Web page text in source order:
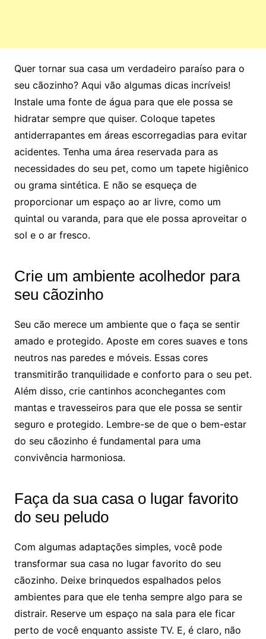
Quer tornar sua casa um verdadeiro paraíso para o
seu cãozinho? Aqui vão algumas dicas incríveis!
Instale uma fonte de água para que ele possa se
hidratar sempre que quiser. Coloque tapetes
antiderrapantes em áreas escorregadias para evitar
acidentes. Tenha uma área reservada para as
necessidades do seu pet, como um tapete higiênico
ou grama sintética. E não se esqueça de
proporcionar um espaço ao ar livre, como um
quintal ou varanda, para que ele possa aproveitar o
sol e o ar fresco.
Crie um ambiente acolhedor para
seu cãozinho
Seu cão merece um ambiente que o faça se sentir
amado e protegido. Aposte em cores suaves e tons
neutros nas paredes e móveis. Essas cores
transmitirão tranquilidade e conforto para o seu pet.
Além disso, crie cantinhos aconchegantes com
mantas e travesseiros para que ele possa se sentir
seguro e protegido. Lembre-se de que o bem-estar
do seu cãozinho é fundamental para uma
convivência harmoniosa.
Faça da sua casa o lugar favorito
do seu peludo
Com algumas adaptações simples, você pode
transformar sua casa no lugar favorito do seu
cãozinho. Deixe brinquedos espalhados pelos
ambientes para que ele tenha sempre algo para se
distrair. Reserve um espaço na sala para ele ficar
perto de você enquanto assiste TV. E, é claro, não